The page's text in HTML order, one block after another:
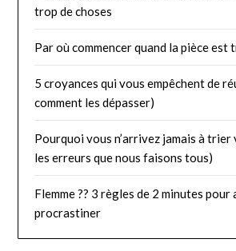
trop de choses
Par où commencer quand la pièce est
5 croyances qui vous empêchent de
comment les dépasser)
Pourquoi vous n’arrivez jamais à trier
les erreurs que nous faisons tous)
Flemme ?? 3 règles de 2 minutes
procrastiner